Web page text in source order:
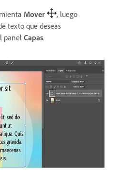
Mover
, luego
texto que deseas
panel Capas.